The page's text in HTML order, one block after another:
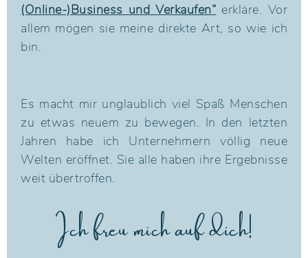
(Online-)Business und Verkaufen“ erkläre. Vor
allem mögen sie meine direkte Art, so wie ich
bin.
Es macht mir unglaublich viel Spaß Menschen
zu etwas neuem zu bewegen. In den letzten
Jahren habe ich Unternehmern völlig neue
Welten eröffnet. Sie alle haben ihre Ergebnisse
weit übertroffen.
Ich freu mich auf dich!